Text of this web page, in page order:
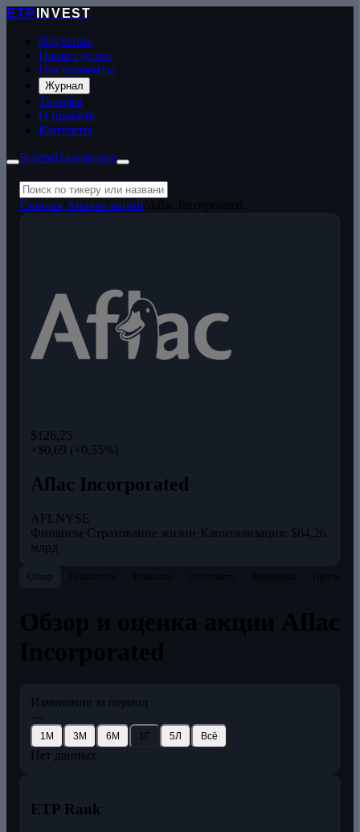
ETP
INVEST
Обучение
Наши сделки
Инструменты
Журнал
Тарифы
О проекте
Контакты
ВойтиПлатформа
Главная Анализ акций
$126,25
+$0,69 (+0,55%)
Aflac Incorporated
AFLNYSE
Финансы·Страхование жизни·Капитализация: $64,26
млрд
Обзор
Изменение за период
—
1М 3М 6М 1Г 5Л Всё
Нет данных
ETP Rank